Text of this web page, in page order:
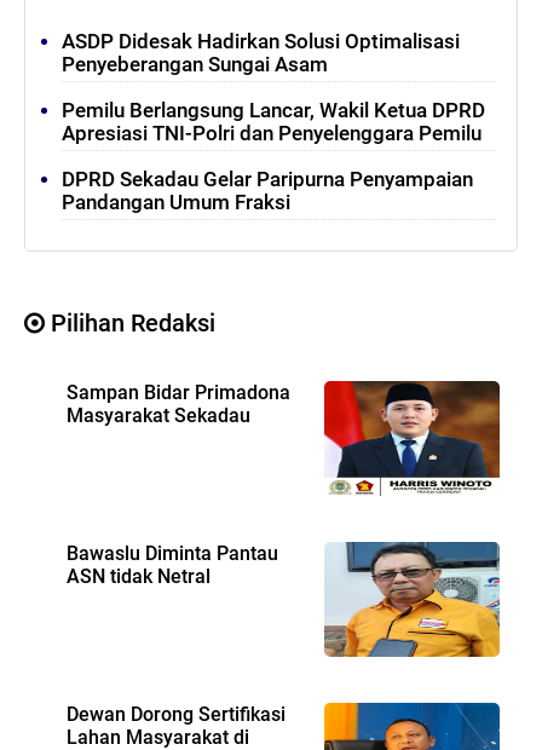
ASDP Didesak Hadirkan Solusi Optimalisasi
Penyeberangan Sungai Asam
Pemilu Berlangsung Lancar, Wakil Ketua DPRD
Apresiasi TNI-Polri dan Penyelenggara Pemilu
DPRD Sekadau Gelar Paripurna Penyampaian
Pandangan Umum Fraksi
Pilihan Redaksi
Sampan Bidar Primadona
Masyarakat Sekadau
Bawaslu Diminta Pantau
ASN tidak Netral
Dewan Dorong Sertifikasi
Lahan Masyarakat di